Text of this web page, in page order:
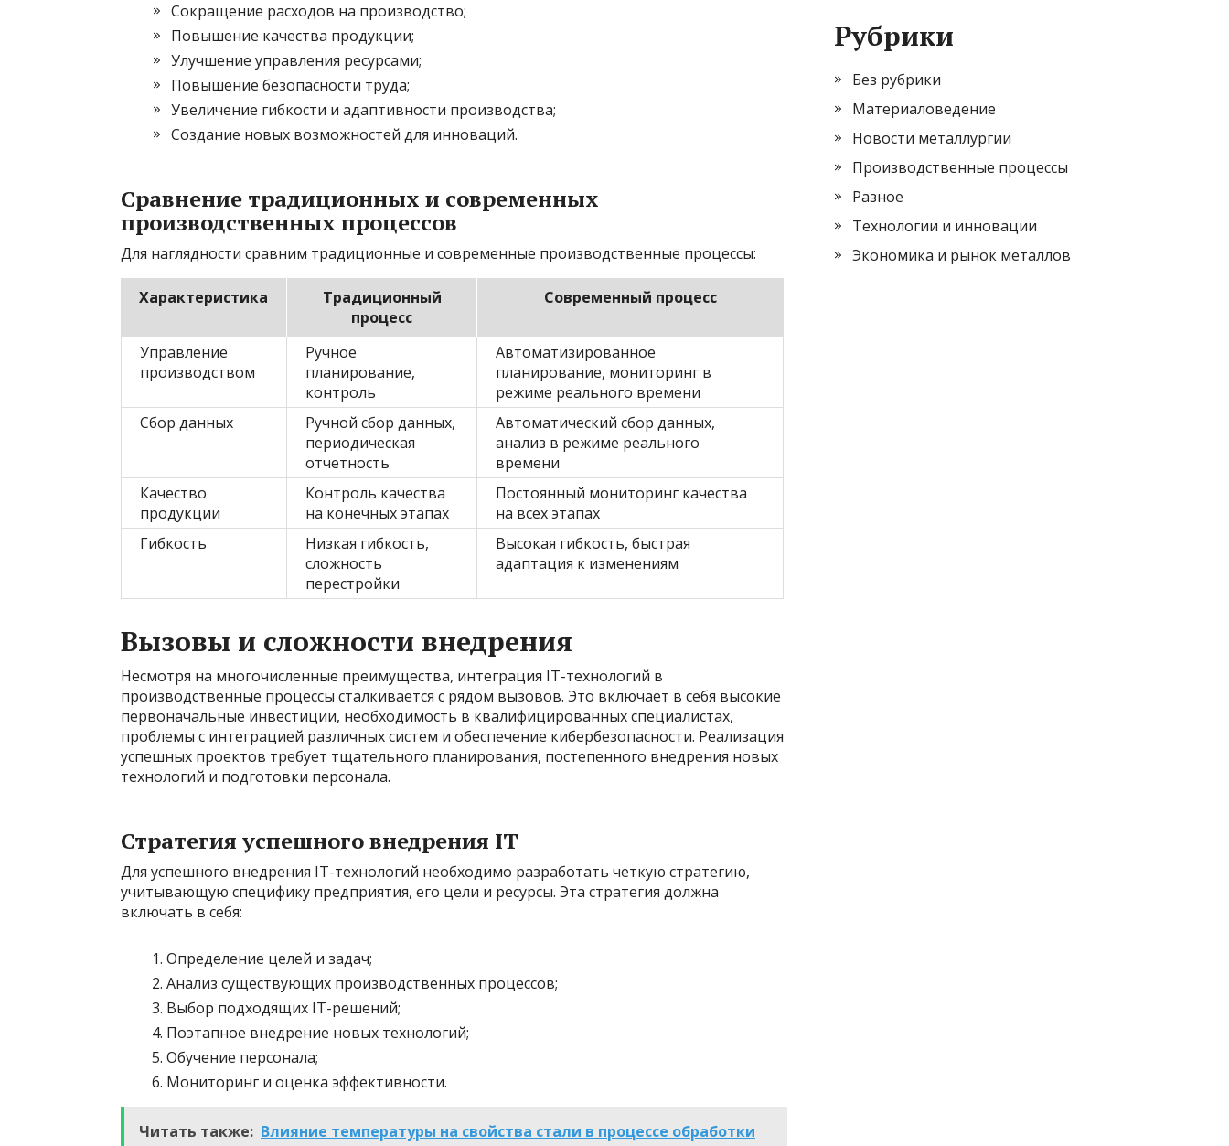
Сокращение расходов на производство;
Повышение качества продукции;
Улучшение управления ресурсами;
Повышение безопасности труда;
Увеличение гибкости и адаптивности производства;
Создание новых возможностей для инноваций.
Сравнение традиционных и современных
производственных процессов
Для наглядности сравним традиционные и современные производственные процессы:
Характеристика
Традиционный
процесс
Современный процесс
Управление
производством
Ручное
планирование,
контроль
Автоматизированное
планирование, мониторинг в
режиме реального времени
Сбор данных
Ручной сбор данных,
периодическая
отчетность
Автоматический сбор данных,
анализ в режиме реального
времени
Качество
продукции
Контроль качества
на конечных этапах
Постоянный мониторинг качества
на всех этапах
Гибкость
Низкая гибкость,
сложность
перестройки
Высокая гибкость, быстрая
адаптация к изменениям
Вызовы и сложности внедрения
Несмотря на многочисленные преимущества, интеграция IT-технологий в
производственные процессы сталкивается с рядом вызовов. Это включает в себя высокие
первоначальные инвестиции, необходимость в квалифицированных специалистах,
проблемы с интеграцией различных систем и обеспечение кибербезопасности. Реализация
успешных проектов требует тщательного планирования, постепенного внедрения новых
технологий и подготовки персонала.
Стратегия успешного внедрения IT
Для успешного внедрения IT-технологий необходимо разработать четкую стратегию,
учитывающую специфику предприятия, его цели и ресурсы. Эта стратегия должна
включать в себя:
Определение целей и задач;
Анализ существующих производственных процессов;
Выбор подходящих IT-решений;
Поэтапное внедрение новых технологий;
Обучение персонала;
Мониторинг и оценка эффективности.
Читать также: Влияние температуры на свойства стали в процессе обработки
Рубрики
Без рубрики
Материаловедение
Новости металлургии
Производственные процессы
Разное
Технологии и инновации
Экономика и рынок металлов